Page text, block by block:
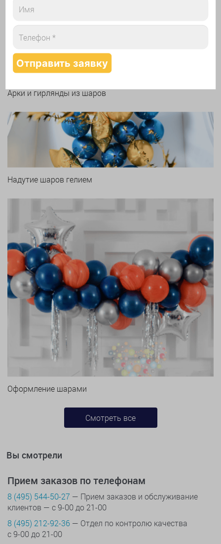
Печать логотипа
Арки и гирлянды из шаров
Надутие шаров гелием
Оформление шарами
Смотреть все
Вы смотрели
Прием заказов по телефонам
8 (495) 544-50-27 — Прием заказов и обслуживание
клиентов — с 9-00 до 21-00
8 (495) 212-92-36 — Отдел по контролю качества
с 9-00 до 21-00